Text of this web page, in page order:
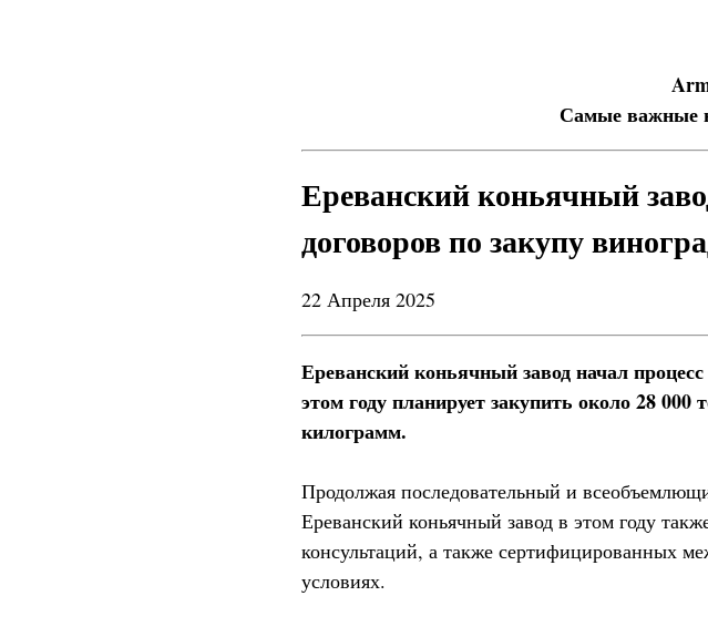
Самые важные
Ереванский коньячный
договоров по закупу
22 Апреля 2025
Ереванский коньячный завод начал
этом году планирует закупить около 28
килограмм.
Продолжая последовательный и
Ереванский коньячный завод в этом году
консультаций, а также сертифицированных
условиях.